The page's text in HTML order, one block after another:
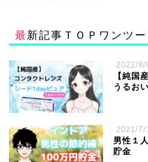
最新記事ＴＯＰワンツー
2022/8/
【純国
うるお
2021/7/
男性１
貯金